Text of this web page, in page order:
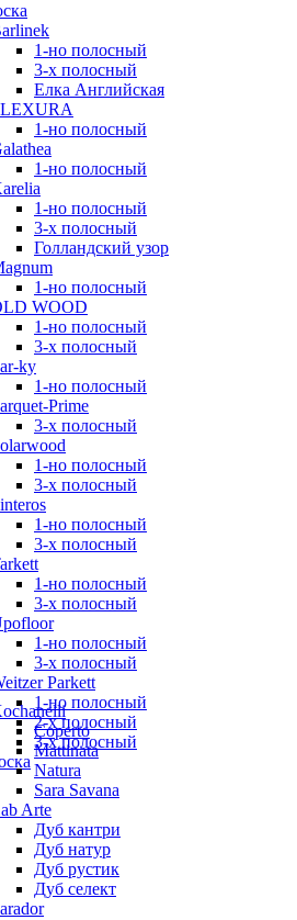
1-но полосный
3-х полосный
Елка Английская
1-но полосный
1-но полосный
1-но полосный
3-х полосный
Голландский узор
1-но полосный
WOOD
1-но полосный
3-х полосный
ky
1-но полосный
Prime
3-х полосный
1-но полосный
3-х полосный
1-но полосный
3-х полосный
1-но полосный
3-х полосный
1-но полосный
3-х полосный
Parkett
1-но полосный
2-х полосный
3-х полосный
Coperto
Mattinata
Natura
Sara Savana
Arte
Дуб кантри
Дуб натур
Дуб рустик
Дуб селект